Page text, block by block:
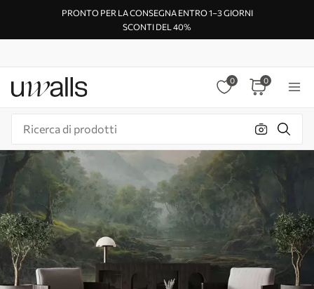
PRONTO PER LA CONSEGNA ENTRO 1–3 GIORNI
SCONTI DEL 40%
0 0